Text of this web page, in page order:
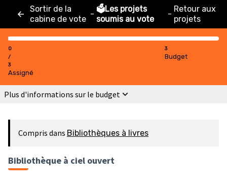
Sortir de la
cabine de vote
-
🗳️Les projets
soumis au vote
-
Retour aux
projets
0
/
3
Assigné
3
Budget
Plus d'informations sur le budget
Compris dans Bibliothèques à livres
Bibliothèque à ciel ouvert